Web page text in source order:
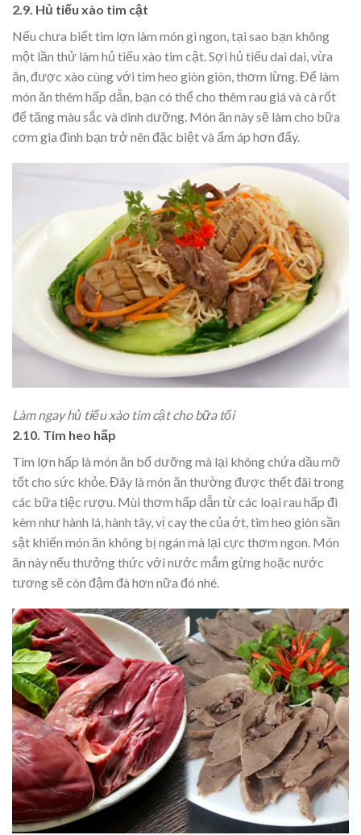
2.9. Hủ tiếu xào tim cật
Nếu chưa biết tim lợn làm món gì ngon, tại sao bạn không
một lần thử làm hủ tiếu xào tim cật. Sợi hủ tiếu dai dai, vừa
ăn, được xào cùng với tim heo giòn giòn, thơm lừng. Để làm
món ăn thêm hấp dẫn, bạn có thể cho thêm rau giá và cà rốt
để tăng màu sắc và dinh dưỡng. Món ăn này sẽ làm cho bữa
cơm gia đình bạn trở nên đặc biệt và ấm áp hơn đấy.
Làm ngay hủ tiếu xào tim cật cho bữa tối
2.10. Tim heo hấp
Tim lợn hấp là món ăn bổ dưỡng mà lại không chứa dầu mỡ
tốt cho sức khỏe. Đây là món ăn thường được thết đãi trong
các bữa tiệc rượu. Mùi thơm hấp dẫn từ các loại rau hấp đi
kèm như hành lá, hành tây, vị cay the của ớt, tim heo giòn sần
sật khiến món ăn không bị ngán mà lại cực thơm ngon. Món
ăn này nếu thưởng thức với nước mắm gừng hoặc nước
tương sẽ còn đậm đà hơn nữa đó nhé.